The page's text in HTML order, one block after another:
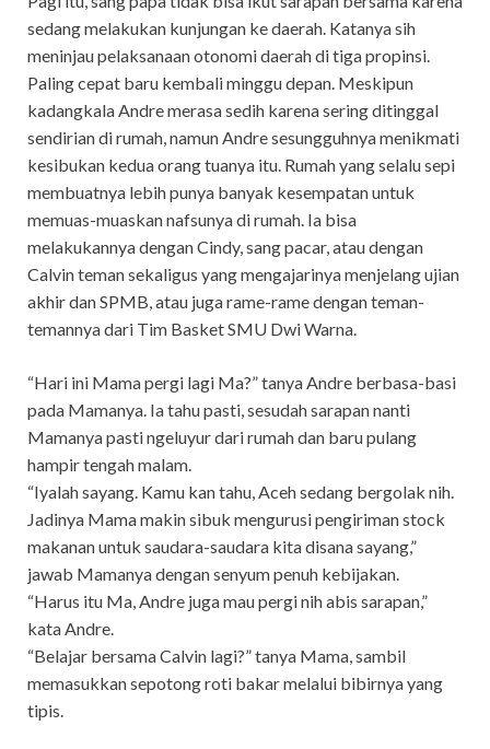
sedang melakukan kunjungan ke daerah. Katanya sih
meninjau pelaksanaan otonomi daerah di tiga propinsi.
Paling cepat baru kembali minggu depan. Meskipun
kadangkala Andre merasa sedih karena sering ditinggal
sendirian di rumah, namun Andre sesungguhnya menikmati
kesibukan kedua orang tuanya itu. Rumah yang selalu sepi
membuatnya lebih punya banyak kesempatan untuk
memuas-muaskan nafsunya di rumah. Ia bisa
melakukannya dengan Cindy, sang pacar, atau dengan
Calvin teman sekaligus yang mengajarinya menjelang ujian
akhir dan SPMB, atau juga rame-rame dengan teman-
temannya dari Tim Basket SMU Dwi Warna.
“Hari ini Mama pergi lagi Ma?” tanya Andre berbasa-basi
pada Mamanya. Ia tahu pasti, sesudah sarapan nanti
Mamanya pasti ngeluyur dari rumah dan baru pulang
hampir tengah malam.
“Iyalah sayang. Kamu kan tahu, Aceh sedang bergolak nih.
Jadinya Mama makin sibuk mengurusi pengiriman stock
makanan untuk saudara-saudara kita disana sayang,”
jawab Mamanya dengan senyum penuh kebijakan.
“Harus itu Ma, Andre juga mau pergi nih abis sarapan,”
kata Andre.
“Belajar bersama Calvin lagi?” tanya Mama, sambil
memasukkan sepotong roti bakar melalui bibirnya yang
tipis.